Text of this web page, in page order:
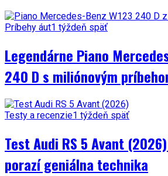
Príbehy áut1 týždeň späť
Legendárne Piano
240 D s miliónovým
Testy a recenzie1 týždeň späť
Test Audi RS 5 Avant
porazí geniálna technika